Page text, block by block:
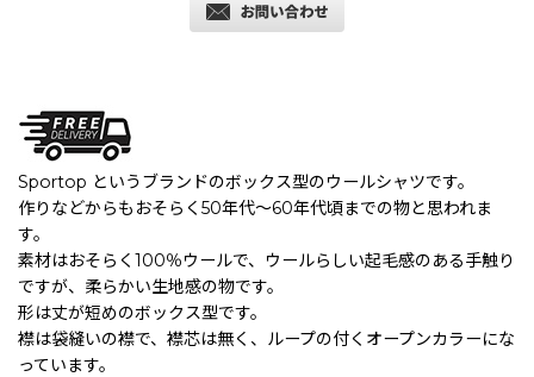
Sportop というブランドのボックス型のウールシャツです。
作りなどからもおそらく50年代〜60年代頃までの物と思われま
す。
素材はおそらく100％ウールで、ウールらしい起毛感のある手触り
ですが、柔らかい生地感の物です。
形は丈が短めのボックス型です。
襟は袋縫いの襟で、襟芯は無く、ループの付くオープンカラーにな
っています。